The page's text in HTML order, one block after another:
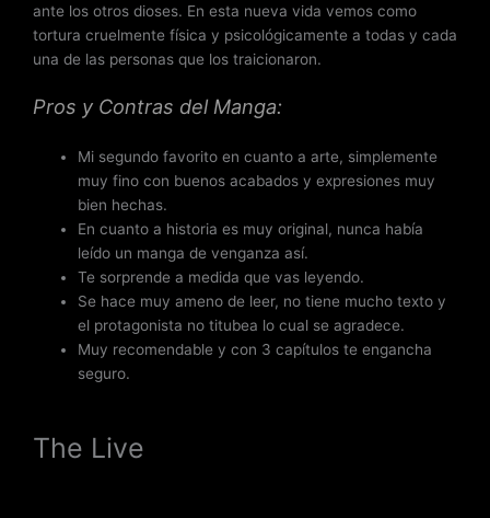
ante los otros dioses. En esta nueva vida vemos como
tortura cruelmente física y psicológicamente a todas y cada
una de las personas que los traicionaron.
Pros y Contras del Manga:
Mi segundo favorito en cuanto a arte, simplemente
muy fino con buenos acabados y expresiones muy
bien hechas.
En cuanto a historia es muy original, nunca había
leído un manga de venganza así.
Te sorprende a medida que vas leyendo.
Se hace muy ameno de leer, no tiene mucho texto y
el protagonista no titubea lo cual se agradece.
Muy recomendable y con 3 capítulos te engancha
seguro.
The Live